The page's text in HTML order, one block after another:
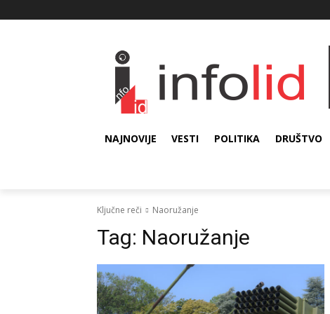
NAJNOVIJE VESTI POLITIKA DRUŠTVO
Ključne reči Naoružanje
Tag: Naoružanje